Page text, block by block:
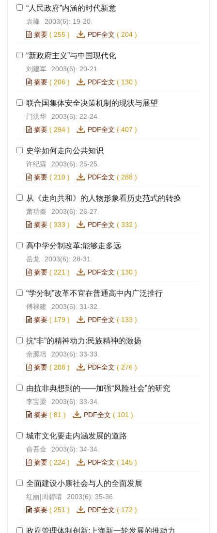
“人民政府”内涵的时代新意
袁峰
2003(6): 19-20.
摘要 ( 255 ) PDF全文 ( 204 )
“新政府主义”与中国现代化
刘建军
2003(6): 20-21.
摘要 ( 206 ) PDF全文 ( 130 )
联合国集体安全决策机制的现状与展望
门洪华
2003(6): 22-24.
摘要 ( 294 ) PDF全文 ( 407 )
史学如何走向公共知识
许纪霖
2003(6): 25-25.
摘要 ( 210 ) PDF全文 ( 288 )
从《走向共和》的人物形象看历史范式的转换
萧功秦
2003(6): 26-27.
摘要 ( 333 ) PDF全文 ( 332 )
高中学分制改革:能够走多远
岳龙
2003(6): 28-31.
摘要 ( 221 ) PDF全文 ( 130 )
“学分制”改革不宜在普通高中内广泛推行
傅禄建
2003(6): 31-32.
摘要 ( 179 ) PDF全文 ( 133 )
抗“非”的精神动力:民族精神的激扬
余源培
2003(6): 33-33.
摘要 ( 208 ) PDF全文 ( 276 )
由抗非典想到的——加强“风险社会”的研究
李宝梁
2003(6): 33-34.
摘要 ( 81 ) PDF全文 ( 101 )
城市文化要走内涵发展的道路
俞吾金
2003(6): 34-34.
摘要 ( 224 ) PDF全文 ( 145 )
全面建设小康社会与人的全面发展
红丽|周碧晴
2003(6): 35-36.
摘要 ( 251 ) PDF全文 ( 172 )
政府管理体制创新:上海新一轮发展的推动力